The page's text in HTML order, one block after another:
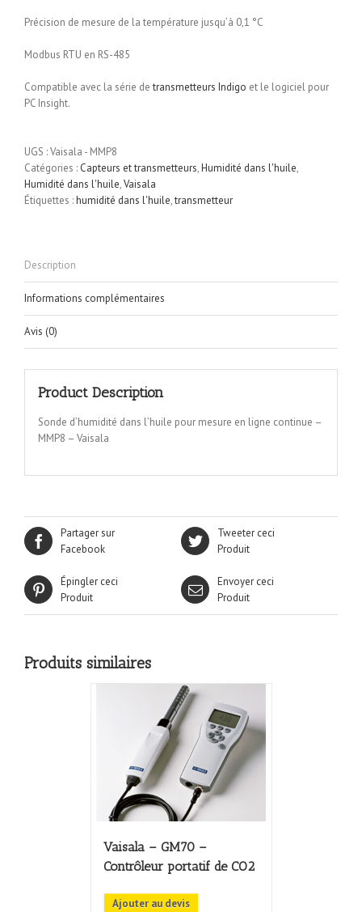
Précision de mesure de la température jusqu’à 0,1 °C
Modbus RTU en RS-485
Compatible avec la série detransmetteurs Indigo et le logiciel pour
PC Insight.
UGS :Vaisala - MMP8
Catégories : Capteurs et transmetteurs,Humidité dans l'huile,
Humidité dans l'huile,Vaisala
Étiquettes :humidité dans l'huile,transmetteur
Description
Informations complémentaires
Avis (0)
Product Description
Sonde d’humidité dans l’huile pour mesure en ligne continue –
MMP8 – Vaisala
Partager sur
Facebook
Tweeter ceci
Produit
Épingler ceci
Produit
Envoyer ceci
Produit
Produits similaires
Vaisala – GM70 –
Contrôleur portatif de CO2
Ajouter au devis